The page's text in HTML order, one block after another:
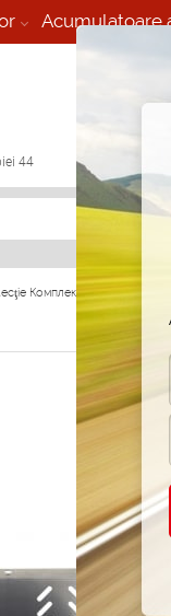
Acumulatoare
44
Vulcanizare
Комплект ЗКПП и